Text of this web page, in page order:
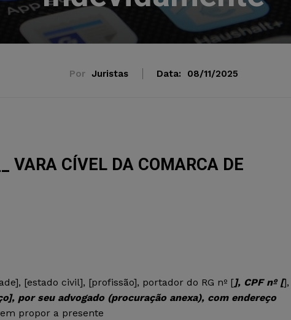
Por Juristas Data: 08/11/2025
VARA CÍVEL DA COMARCA DE
[estado civil], [profissão], portador do RG nº [], CPF nº [],
por seu advogado (procuração anexa), com endereço
propor a presente